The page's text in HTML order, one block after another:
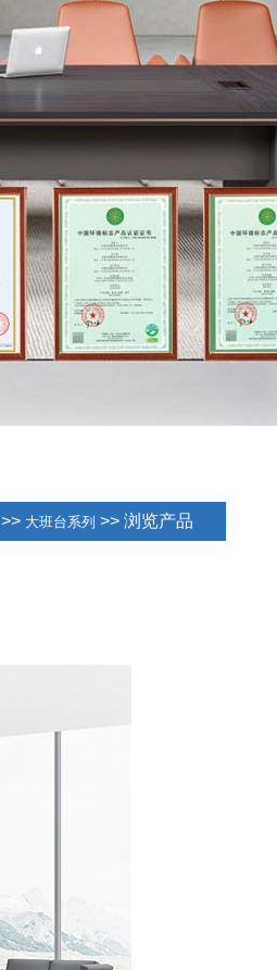
>> 大班台系列 >> 浏览产品